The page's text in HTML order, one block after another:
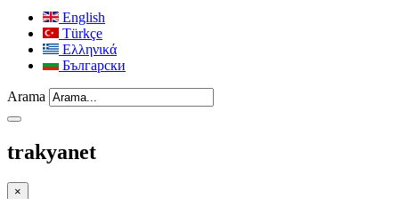
English
Türkçe
Ελληνικά
Български
Arama
trakyanet
×